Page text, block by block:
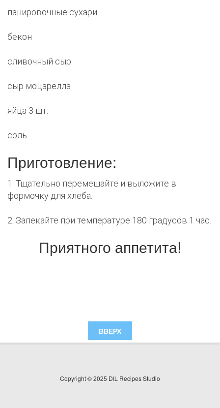
панировочные сухари
бекон
сливочный сыр
сыр моцарелла
яйца 3 шт.
соль
Приготовление:
1. Тщательно перемешайте и выложите в
формочку для хлеба.
2. Запекайте при температуре 180 градусов 1 час.
Приятного аппетита!
ВВЕРХ
Copyright © 2025 DIL Recipes Studio